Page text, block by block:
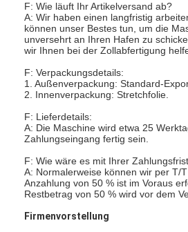
F: Wie läuft Ihr Artikelversand ab?
A: Wir haben einen langfristig
können unser Bestes tun, um die
unversehrt an Ihren Hafen zu
wir Ihnen bei der Zollabfertigung
F: Verpackungsdetails:
1. Außenverpackung: Standard-
2. Innenverpackung: Stretchfolie.
F: Lieferdetails:
A: Die Maschine wird etwa 25
Zahlungseingang fertig sein.
F: Wie wäre es mit Ihrer
A: Normalerweise können wir per T/
Anzahlung von 50 % ist im Voraus
Restbetrag von 50 % wird vor dem
Firmenvorstellung